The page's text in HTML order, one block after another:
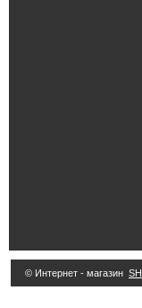
© Интернет - магазин